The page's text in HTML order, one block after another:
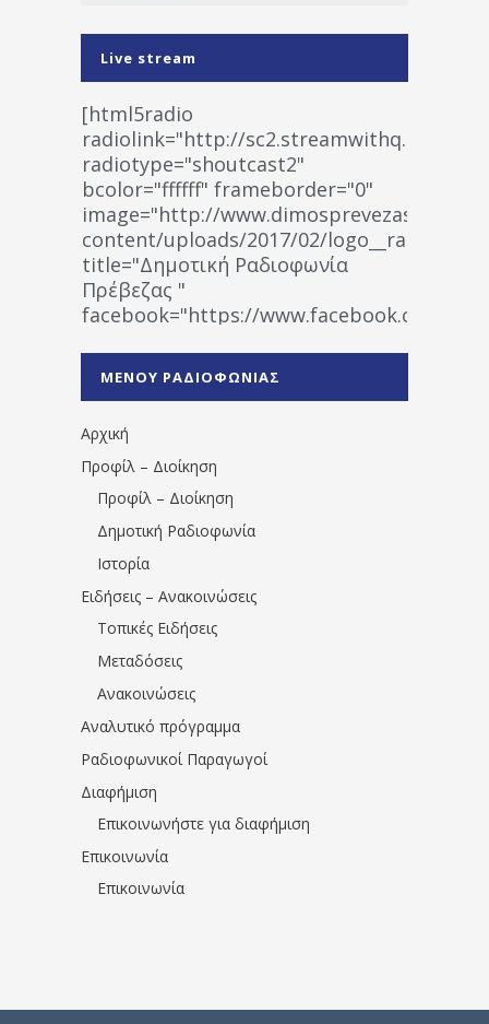
Live stream
[html5radio
radiolink="http://
radiotype="shoutcast2"
bcolor="ffffff" frameborder="0"
image="http://www.dimosprevezas.gr/wp-
content/uploads/2017/02/
title="Δημοτική Ραδιοφωνία
Πρέβεζας "
facebook="https://www.facebook.com/
1531194763766854/" artist="" ]
ΜΕΝΟΥ ΡΑΔΙΟΦΩΝΙΑΣ
Αρχική
Προφίλ – Διοίκηση
Προφίλ – Διοίκηση
Δημοτική Ραδιοφωνία
Ιστορία
Ειδήσεις – Ανακοινώσεις
Τοπικές Ειδήσεις
Μεταδόσεις
Ανακοινώσεις
Αναλυτικό πρόγραμμα
Ραδιοφωνικοί Παραγωγοί
Διαφήμιση
Επικοινωνήστε για διαφήμιση
Επικοινωνία
Επικοινωνία